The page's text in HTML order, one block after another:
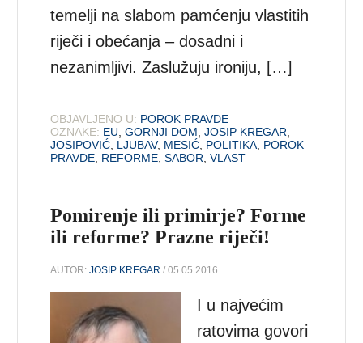
temelji na slabom pamćenju vlastitih
riječi i obećanja – dosadni i
nezanimljivi. Zaslužuju ironiju, […]
OBJAVLJENO U: POROK PRAVDE
OZNAKE: EU ,GORNJI DOM ,JOSIP KREGAR
JOSIPOVIĆ LJUBAV, MESIĆ POLITIKA POROK
PRAVDE REFORME ,SABOR ,VLAST
Pomirenje ili primirje? Forme
ili reforme? Prazne riječi!
AUTOR:JOSIP KREGAR / 05.05.2016.
I u najvećim
ratovima govori